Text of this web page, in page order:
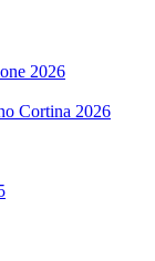
2026
Cortina 2026